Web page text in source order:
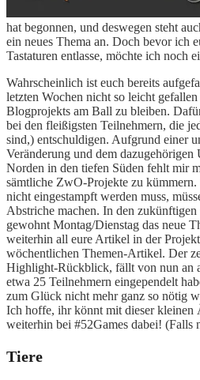
hat begonnen, und deswegen steht
ein neues Thema an. Doch bevor ich
Tastaturen entlasse, möchte ich noch
Wahrscheinlich ist euch bereits
letzten Wochen nicht so leicht
Blogprojekts am Ball zu bleiben.
bei den fleißigsten Teilnehmern, die
sind,) entschuldigen. Aufgrund einer
Veränderung und dem dazugehörigen
Norden in den tiefen Süden fehlt mir
sämtliche ZwO-Projekte zu
nicht eingestampft werden muss,
Abstriche machen. In den
gewohnt Montag/Dienstag das neue
weiterhin all eure Artikel in der
wöchentlichen Themen-Artikel. Der
Highlight-Rückblick, fällt von nun an
etwa 25 Teilnehmern eingependelt
zum Glück nicht mehr ganz so nötig
Ich hoffe, ihr könnt mit dieser kleinen
weiterhin bei #52Games dabei!
Tiere